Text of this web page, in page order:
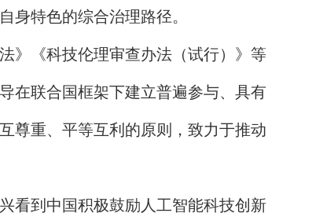
特色的综合治理路径。
《科技伦理审查办法（试行）》等
在联合国框架下建立普遍参与、具有
尊重、平等互利的原则，致力于推动
到中国积极鼓励人工智能科技创新